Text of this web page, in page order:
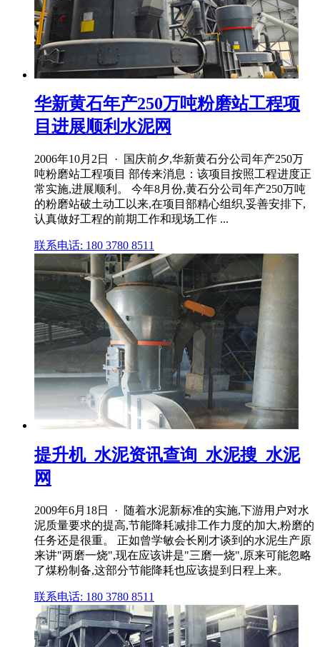
华新黄石年产250万吨粉磨站工程项
目进展顺利水泥网
2006年10月2日 · 国庆前夕,华新黄石分公司年产250万
吨粉磨站工程项目 部传来消息：该项目按照工程进度正
常实施,进展顺利。 今年8月份,黄石分公司年产250万吨
的粉磨站破土动工以来,在项目部精心组织,妥善安排下,
认真做好工程的前期工作和现场工作 ...
联系电话: 180 3780 8511
提升机_水泥资讯查询_水泥搜_水泥
网
2009年6月18日 · 随着水泥新标准的实施,下游用户对水
泥质量要求的提高,节能降耗减排工作力度的加大,粉磨的
任务还是很重。 正如曾学敏会长刚才谈到的水泥生产原
来讲"两磨一烧",现在应该讲是"三磨一烧",原来可能忽略
了煤粉制备,这部分节能降耗也应该提到日程上来。
联系电话: 180 3780 8511